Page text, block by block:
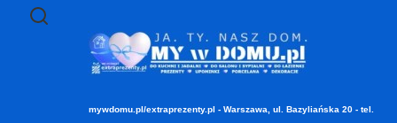
Otwórz wyszukiwarkę
Szukaj
mywdomu.pl/extraprezenty.pl - Warszawa, ul. Bazyliańska 20 - tel.